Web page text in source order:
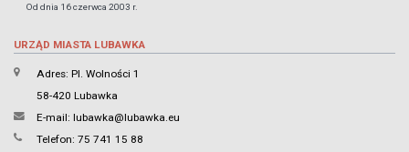
Od dnia 16 czerwca 2003 r.
URZĄD MIASTA LUBAWKA
Adres: Pl. Wolności 1
58-420 Lubawka
E-mail: lubawka@lubawka.eu
Telefon: 75 741 15 88